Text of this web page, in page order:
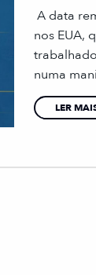
A data
nos EUA,
numa
LER